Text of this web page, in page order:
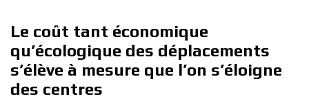
Le coût tant économique
qu’écologique des déplacements
s’élève à mesure que l’on s’éloigne
des centres